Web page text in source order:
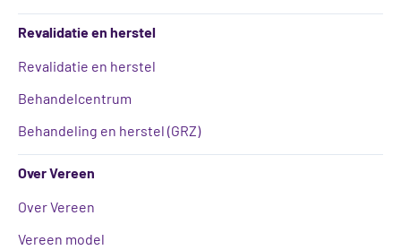
Revalidatie en herstel
Revalidatie en herstel
Behandelcentrum
Behandeling en herstel (GRZ)
Over Vereen
Over Vereen
Vereen model